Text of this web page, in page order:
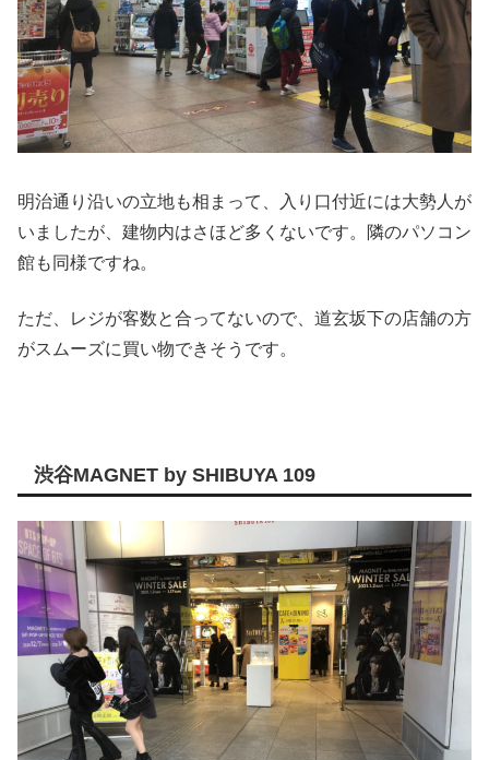
明治通り沿いの立地も相まって、入り口付近には大勢人が
いましたが、建物内はさほど多くないです。隣のパソコン
館も同様ですね。
ただ、レジが客数と合ってないので、道玄坂下の店舗の方
がスムーズに買い物できそうです。
渋谷MAGNET by SHIBUYA 109